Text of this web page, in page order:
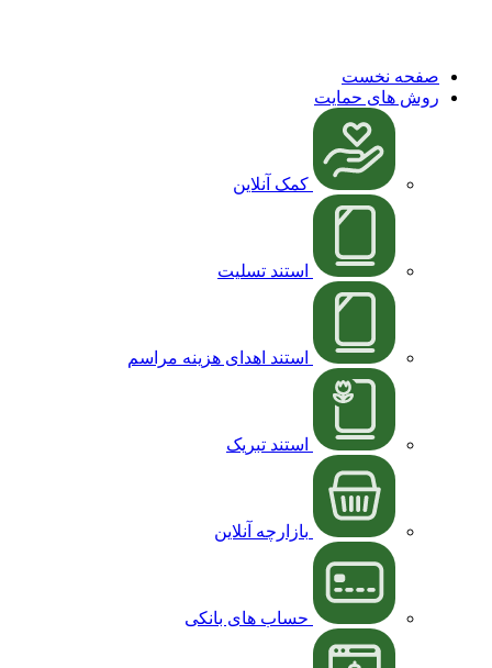
صفحه نخست
روش های حمایت
کمک آنلاین
استند تسلیت
استند اهدای هزینه مراسم
استند تبریک
بازارچه آنلاین
حساب های بانکی